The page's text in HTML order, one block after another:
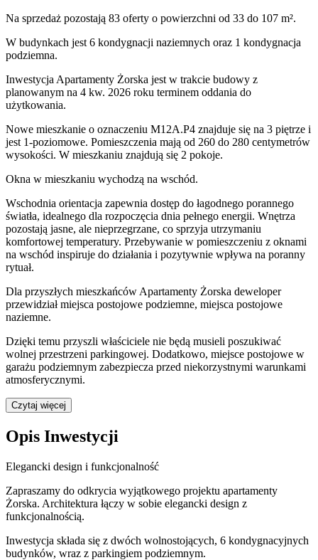
Na sprzedaż pozostają 83 oferty o powierzchni od 33 do 107 m².
W budynkach jest 6 kondygnacji naziemnych oraz 1 kondygnacja
podziemna.
Inwestycja Apartamenty Żorska jest w trakcie budowy z
planowanym na 4 kw. 2026 roku terminem oddania do
użytkowania.
Nowe mieszkanie o oznaczeniu M12A.P4 znajduje się na 3 piętrze i
jest 1-poziomowe. Pomieszczenia mają od 260 do 280 centymetrów
wysokości. W mieszkaniu znajdują się 2 pokoje.
Okna w mieszkaniu wychodzą na wschód.
Wschodnia orientacja zapewnia dostęp do łagodnego porannego
światła, idealnego dla rozpoczęcia dnia pełnego energii. Wnętrza
pozostają jasne, ale nieprzegrzane, co sprzyja utrzymaniu
komfortowej temperatury. Przebywanie w pomieszczeniu z oknami
na wschód inspiruje do działania i pozytywnie wpływa na poranny
rytuał.
Dla przyszłych mieszkańców Apartamenty Żorska deweloper
przewidziałmiejsca postojowe podziemne, miejsca postojowe
naziemne.
Dzięki temu przyszli właściciele nie będą musieli poszukiwać
wolnej przestrzeni parkingowej. Dodatkowo, miejsce postojowe w
garażu podziemnym zabezpiecza przed niekorzystnymi warunkami
atmosferycznymi.
Czytaj więcej
Opis Inwestycji
Elegancki design i funkcjonalność
Zapraszamy do odkrycia wyjątkowego projektu apartamenty
Żorska. Architektura łączy w sobie elegancki design z
funkcjonalnością.
Inwestycja składa się z dwóch wolnostojących, 6 kondygnacyjnych
budynków, wraz z parkingiem podziemnym.